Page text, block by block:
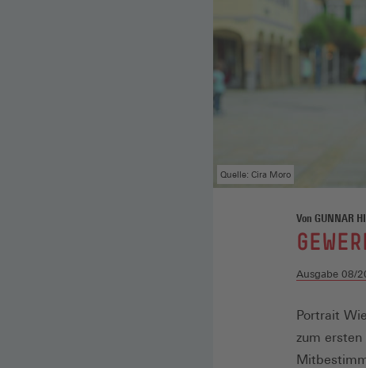
Quelle: Cira Moro
Von GUNNAR
:
Ausgabe 08/
Portrait
zum